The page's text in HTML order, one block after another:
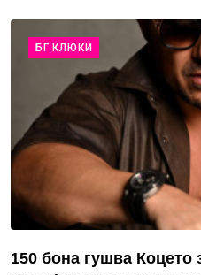
БГ КЛЮКИ
150 бона гушва Коцето